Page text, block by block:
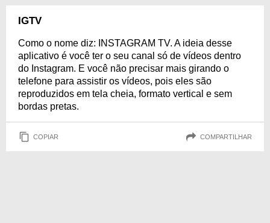
IGTV
Como o nome diz: INSTAGRAM TV. A ideia desse
aplicativo é você ter o seu canal só de vídeos dentro
do Instagram. E você não precisar mais girando o
telefone para assistir os vídeos, pois eles são
reproduzidos em tela cheia, formato vertical e sem
bordas pretas.
COPIAR COMPARTILHAR